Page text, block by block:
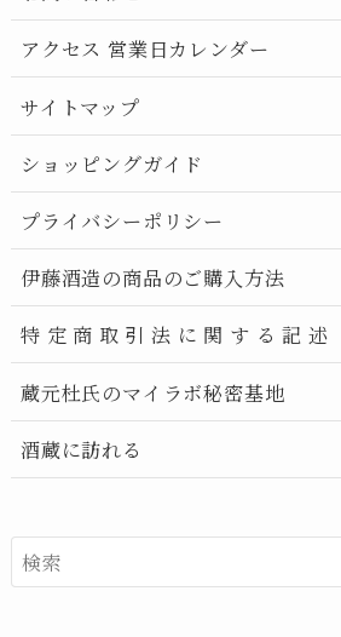
アクセス 営業日カレンダー
サイトマップ
ショッピングガイド
プライバシーポリシー
伊藤酒造の商品のご購入方法
特 定 商 取 引 法 に 関 す る 記 述
蔵元杜氏のマイラボ秘密基地
酒蔵に訪れる